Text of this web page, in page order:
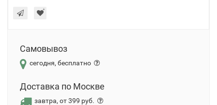
Самовывоз
сегодня, бесплатно
Доставка по Москве
завтра, от 399 руб.